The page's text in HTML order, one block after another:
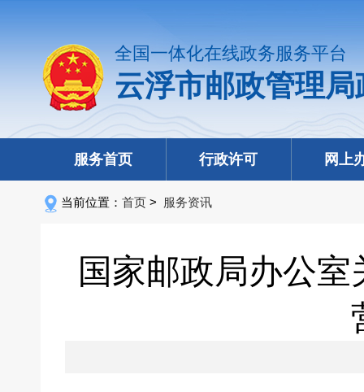
全国一体化在线政务服务平台
云浮市邮政管理
服务首页 行政许可 网上
当前位置： 首页 > 服务资讯
国家邮政局办公